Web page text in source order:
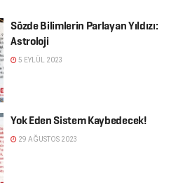
Sözde Bilimlerin Parlayan Yıldızı:
Astroloji
5 EYLÜL 2023
Yok Eden Sistem Kaybedecek!
29 AĞUSTOS 2023